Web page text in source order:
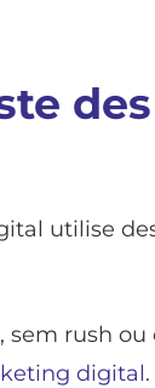
utilise
sem rush
digital.